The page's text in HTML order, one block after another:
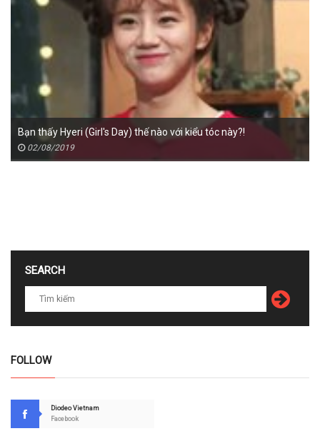
Bạn thấy Hyeri (Girl's Day) thế nào với kiểu tóc này?!
02/08/2019
SEARCH
FOLLOW
Diodeo Vietnam
Facebook